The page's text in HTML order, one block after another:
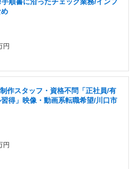
円
作スタッフ・資格不問「正社員/有
得」映像・動画系転職希望/川口市
円